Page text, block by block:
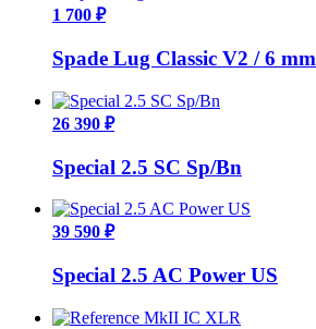
1 700 ₽
Spade Lug Classic V2 / 6 mm
26 390 ₽
Special 2.5 SС Sp/Bn
39 590 ₽
Special 2.5 AC Power US